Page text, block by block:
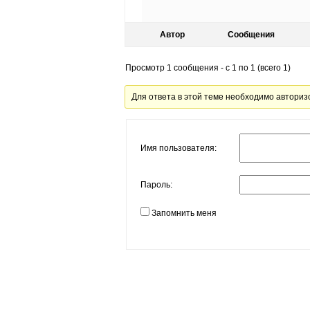
Автор Сообщения
Просмотр 1 сообщения - с 1 по 1 (всего 1)
Для ответа в этой теме необходимо
Имя пользователя:
Пароль:
Запомнить меня